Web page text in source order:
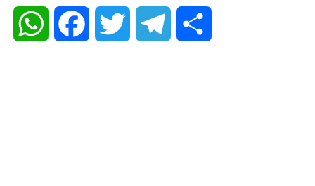
WhatsApp Facebook Twitter Telegram